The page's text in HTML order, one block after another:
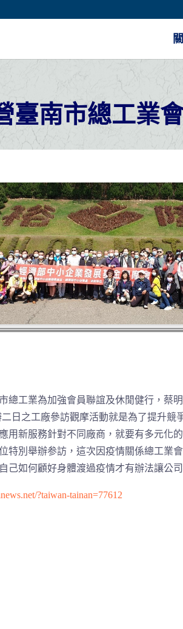
南市總工業
總工業為加強會員聯誼及休閒健行，蔡
日之工廠參訪觀摩活動就是為了提升競
用新服務針對不同廠商，就要有多元化
特別舉辦参訪，這次因疫情關係總工業
己如何顧好身體渡過疫情才有辦法讓公
?taiwan-tainan=77612